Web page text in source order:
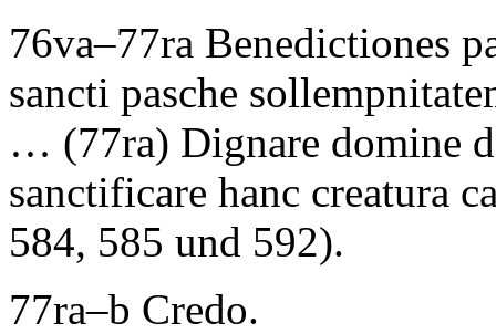
76va–77ra Benedictiones
sancti pasche
… (77ra) Dignare domine
sanctificare hanc creatura
584, 585 und 592).
77ra–b Credo.